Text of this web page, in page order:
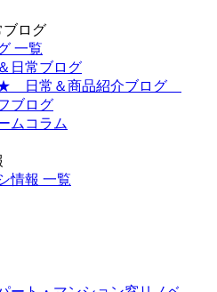
ログ
一覧
日常ブログ
日常＆商品紹介ブログ
ブログ
ムコラム
情報 一覧